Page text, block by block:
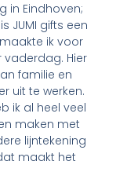
in Eindhoven;
JUMI gifts een
ik voor
Hier
familie en
uit te werken.
ik al heel veel
maken met
lijntekening
maakt het